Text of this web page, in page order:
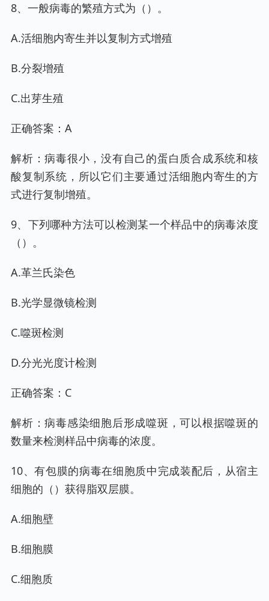
8、一般病毒的繁殖方式为（）。
A.活细胞内寄生并以复制方式增殖
B.分裂增殖
C.出芽生殖
正确答案：A
解析：病毒很小，没有自己的蛋白质合成系统和核
酸复制系统，所以它们主要通过活细胞内寄生的方
式进行复制增殖。
9、下列哪种方法可以检测某一个样品中的病毒浓度
（）。
A.革兰氏染色
B.光学显微镜检测
C.噬斑检测
D.分光光度计检测
正确答案：C
解析：病毒感染细胞后形成噬斑，可以根据噬斑的
数量来检测样品中病毒的浓度。
10、有包膜的病毒在细胞质中完成装配后，从宿主
细胞的（）获得脂双层膜。
A.细胞壁
B.细胞膜
C.细胞质